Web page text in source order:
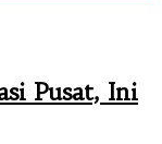
Pusat, Ini